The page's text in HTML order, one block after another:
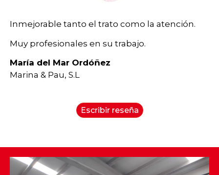
Inmejorable tanto el trato como la atención.
Muy profesionales en su trabajo.
María del Mar Ordóñez
Marina & Pau, S.L
Escribir reseña